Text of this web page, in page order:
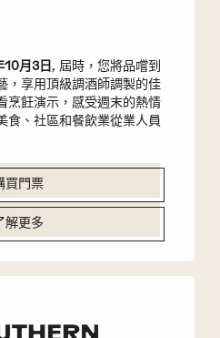
月3日 , 屆時，您將品嚐到
，享用頂級調酒師調製的佳
烹飪演示，感受週末的熱情
食、社區和餐飲業從業人員
買門票
解更多